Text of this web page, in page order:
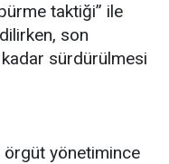
taktiği” ile
son
sürdürülmesi
örgüt yönetimince